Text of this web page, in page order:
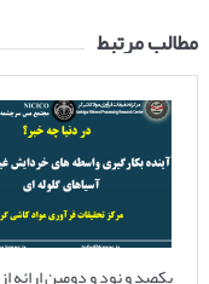
مطالب مرتبط
یکصد و نود و دومین ارائه